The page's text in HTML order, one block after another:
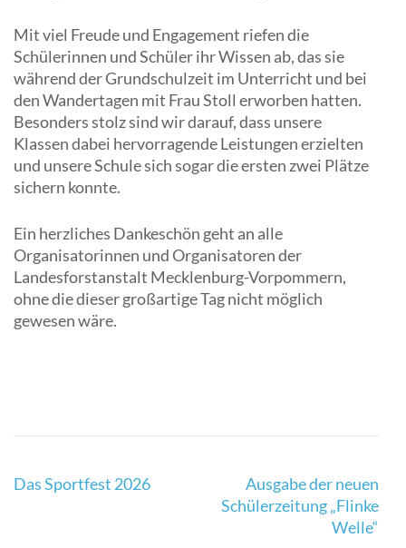
Mit viel Freude und Engagement riefen die
Schülerinnen und Schüler ihr Wissen ab, das sie
während der Grundschulzeit im Unterricht und bei
den Wandertagen mit Frau Stoll erworben hatten.
Besonders stolz sind wir darauf, dass unsere
Klassen dabei hervorragende Leistungen erzielten
und unsere Schule sich sogar die ersten zwei Plätze
sichern konnte.
Ein herzliches Dankeschön geht an alle
Organisatorinnen und Organisatoren der
Landesforstanstalt Mecklenburg-Vorpommern,
ohne die dieser großartige Tag nicht möglich
gewesen wäre.
Beitragsnavigation
Das Sportfest 2026
Ausgabe der neuen
Schülerzeitung „Flinke
Welle“